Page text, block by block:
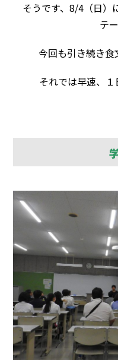
そうです、8/4（日）
テ
今回も引き続き
それでは早速、１